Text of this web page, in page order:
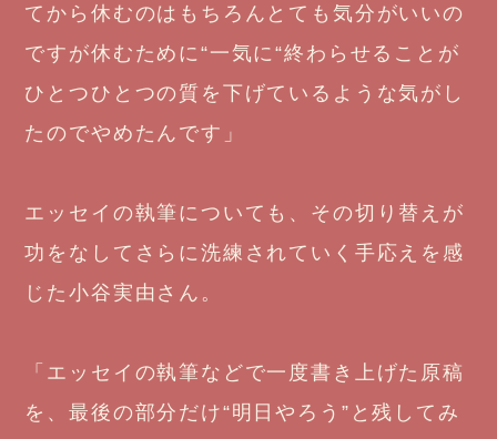
てから休むのはもちろんとても気分がいいの
ですが休むために“一気に“終わらせることが
ひとつひとつの質を下げているような気がし
たのでやめたんです」
エッセイの執筆についても、その切り替えが
功をなしてさらに洗練されていく手応えを感
じた小谷実由さん。
「エッセイの執筆などで一度書き上げた原稿
を、最後の部分だけ“明日やろう”と残してみ